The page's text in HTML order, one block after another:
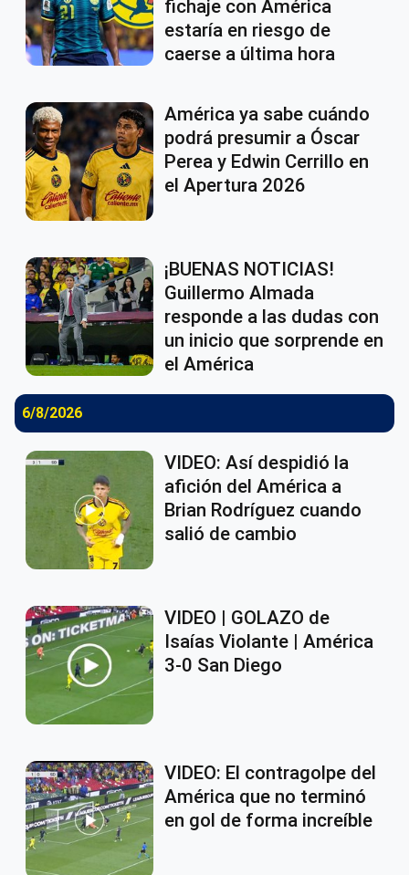
fichaje con América
estaría en riesgo de
caerse a última hora
América ya sabe cuándo
podrá presumir a Óscar
Perea y Edwin Cerrillo en
el Apertura 2026
¡BUENAS NOTICIAS!
Guillermo Almada
responde a las dudas con
un inicio que sorprende en
el América
6/8/2026
VIDEO: Así despidió la
afición del América a
Brian Rodríguez cuando
salió de cambio
VIDEO | GOLAZO de
Isaías Violante | América
3-0 San Diego
VIDEO: El contragolpe del
América que no terminó
en gol de forma increíble